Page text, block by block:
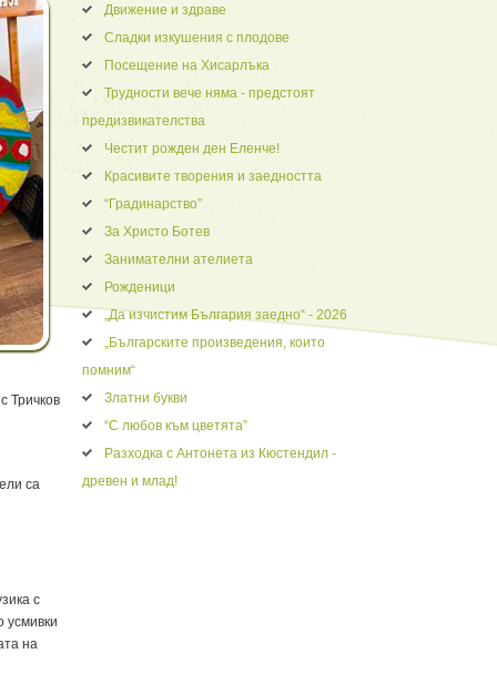
Тричков
са
с
усмивки
на
Движение и здраве
Сладки изкушения с плодове
Посещение на Хисарлъка
Трудности вече няма - предстоят
предизвикателства
Честит рожден ден Еленче!
Красивите творения и заедността
“Градинарство”
За Христо Ботев
Занимателни ателиета
Рожденици
„Да изчистим България заедно“ - 2026
„Българските произведения, които
помним“
Златни букви
“С любов към цветята”
Разходка с Антонета из Кюстендил -
древен и млад!